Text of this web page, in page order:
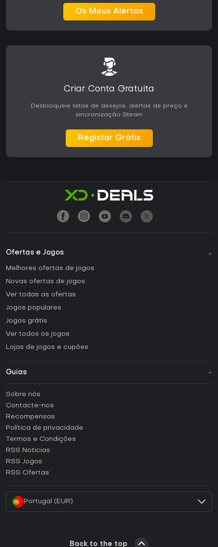
Os Meus Alertas
Criar Conta Gratuita
Desbloqueie listas de desejos, alertas de preço e
sincronização Steam
Registar Grátis
Ofertas e Jogos
Melhores ofertas de jogos
Novas ofertas de jogos
Ver todas as ofertas
Jogos populares
Jogos grátis
Ver todos os jogos
Lojas de jogos e cupões
Guias
Como ativar uma CD Key Steam?
Como ativar uma CD Key Epic Games?
Como ativar uma CD Key GOG?
Como ativar uma CD Key Ubisoft Connect?
Sobre nós
Contacte-nos
Recompensas
Política de privacidade
Termos e Condições
RSS Noticias
RSS Jogos
RSS Ofertas
Portugal (EUR)
Back to the top